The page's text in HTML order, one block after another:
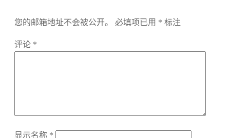
您的邮箱地址不会被公开。 必填项已用 * 标注
评论 *
显示名称 *